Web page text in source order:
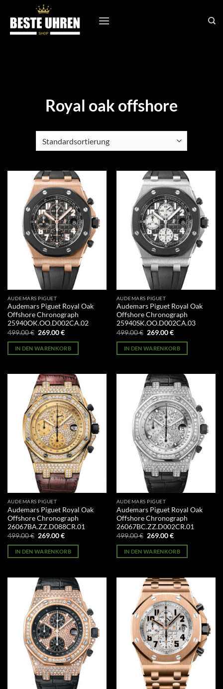
Inhalt
springen
Royal oak offshore
AUDEMARS PIGUET
Audemars Piguet Royal Oak
Offshore Chronograph
25940OK.OO.D002CA.02
499.00€ Ursprünglicher
war:
499.00 €
269.00€Aktueller
ist:
269.00 €.
IN DEN WARENKORB
AUDEMARS PIGUET
Audemars Piguet Royal Oak
Offshore Chronograph
25940SK.OO.D002CA.03
499.00€ Ursprünglicher
war:
499.00 €
269.00€Aktueller
ist:
269.00 €.
IN DEN WARENKORB
AUDEMARS PIGUET
Audemars Piguet Royal Oak
Offshore Chronograph
26067BA.ZZ.D088CR.01
499.00€ Ursprünglicher
war:
499.00 €
269.00€Aktueller
ist:
269.00 €.
IN DEN WARENKORB
AUDEMARS PIGUET
Audemars Piguet Royal Oak
Offshore Chronograph
26067BC.ZZ.D002CR.01
499.00€ Ursprünglicher
war:
499.00 €
269.00€Aktueller
ist:
269.00 €.
IN DEN WARENKORB